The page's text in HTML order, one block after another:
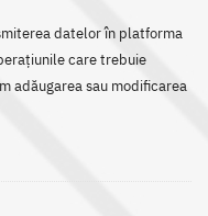
datelor în platforma
care trebuie
adăugarea sau modificarea